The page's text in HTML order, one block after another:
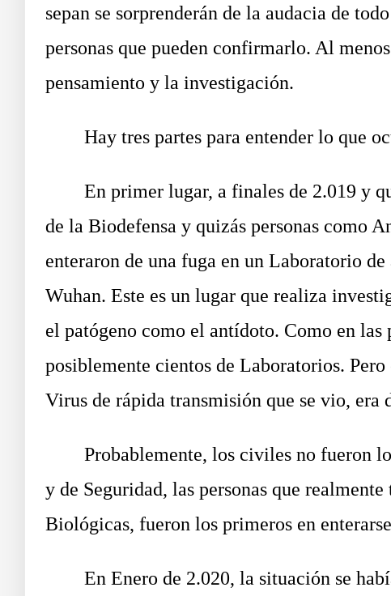
sepan se sorprenderán de la audacia de
personas que pueden confirmarlo. Al
pensamiento y la investigación.
Hay tres partes para entender lo que
En primer lugar, a finales de 2.019 y
de la Biodefensa y quizás personas como
enteraron de una fuga en un Laboratorio
Wuhan. Este es un lugar que realiza
el patógeno como el antídoto. Como en
posiblemente cientos de Laboratorios.
Virus de rápida transmisión que se vio, era
Probablemente, los civiles no fueron
y de Seguridad, las personas que
Biológicas, fueron los primeros en
En Enero de 2.020, la situación se